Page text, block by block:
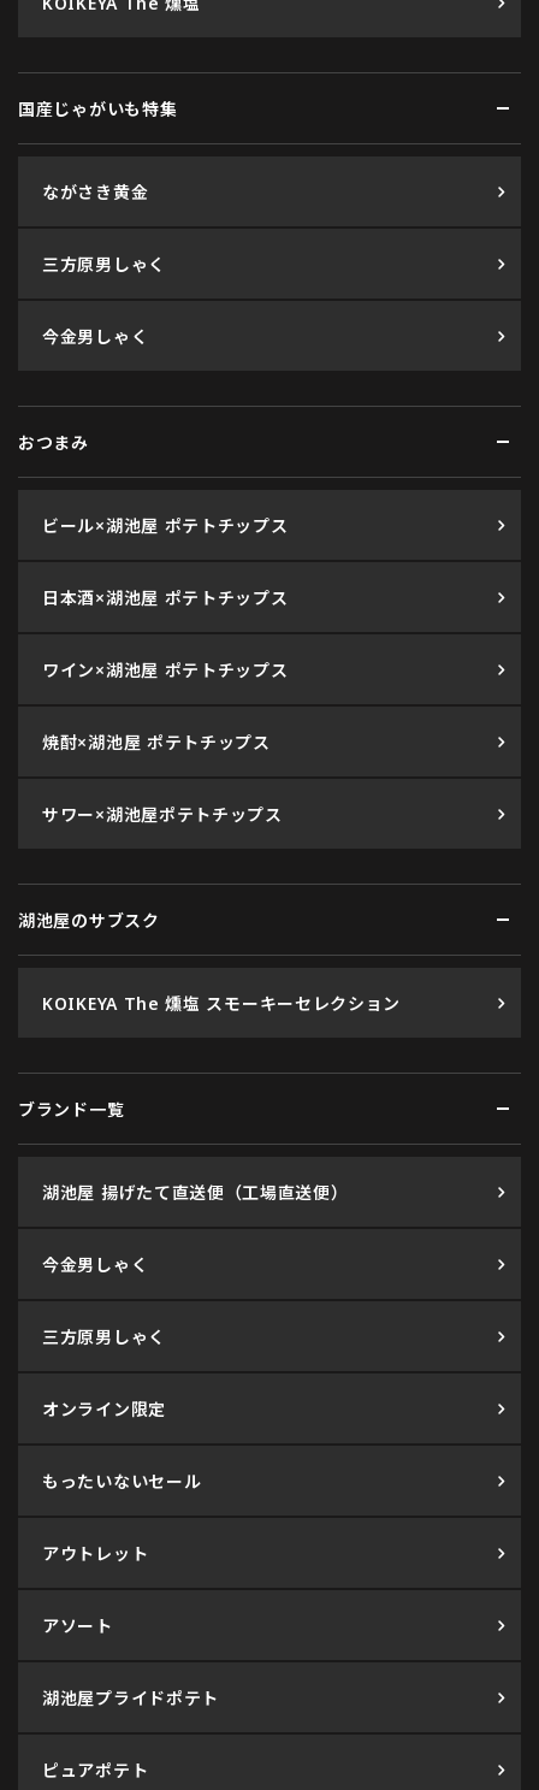
国産じゃがいも特集
ながさき黄金
三方原男しゃく
今金男しゃく
おつまみ
ビール×湖池屋 ポテトチップス
日本酒×湖池屋 ポテトチップス
ワイン×湖池屋 ポテトチップス
焼酎×湖池屋 ポテトチップス
サワー×湖池屋ポテトチップス
湖池屋のサブスク
KOIKEYA The 燻塩 スモーキーセレクション
ブランド一覧
湖池屋 揚げたて直送便（工場直送便）
今金男しゃく
三方原男しゃく
オンライン限定
もったいないセール
アウトレット
アソート
湖池屋プライドポテト
ピュアポテト